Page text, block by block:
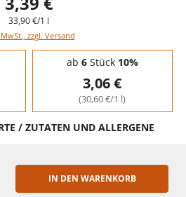
33,90 €/1 l
zzgl. Versand
ab 6Stück 10%
3,06 €
(30,60 €/1 l)
/ ZUTATEN UND ALLERGENE
IN DEN WARENKORB